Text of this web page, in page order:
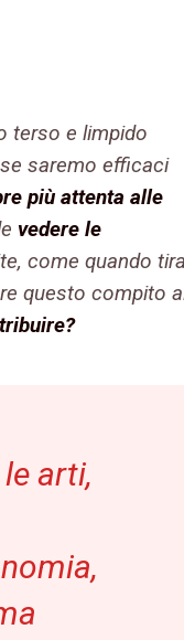
terso e limpido
saremo efficaci
più attenta alle
vedere le
come quando
questo compito
arti,